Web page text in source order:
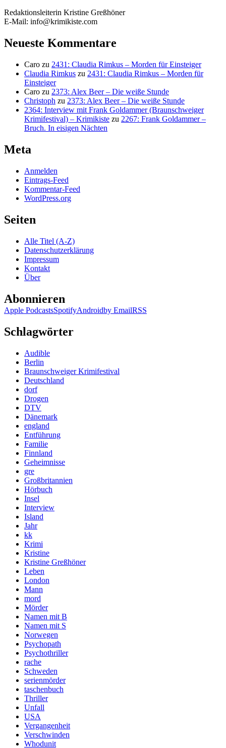
Redaktionsleiterin Kristine Greßhöner
E-Mail: info@krimikiste.com
Neueste Kommentare
Caro zu 2431: Claudia Rimkus – Morden für Einsteiger
Claudia Rimkus zu 2431: Claudia Rimkus – Morden für
Einsteiger
Caro zu 2373: Alex Beer – Die weiße Stunde
Christoph zu 2373: Alex Beer – Die weiße Stunde
2364: Interview mit Frank Goldammer (Braunschweiger
Krimifestival) – Krimikiste zu 2267: Frank Goldammer –
Bruch. In eisigen Nächten
Meta
Anmelden
Eintrags-Feed
Kommentar-Feed
WordPress.org
Seiten
Alle Titel (A-Z)
Datenschutzerklärung
Impressum
Kontakt
Über
Abonnieren
Apple PodcastsSpotifyAndroidby EmailRSS
Schlagwörter
Audible
Berlin
Braunschweiger Krimifestival
Deutschland
dorf
Drogen
DTV
Dänemark
england
Entführung
Familie
Finnland
Geheimnisse
gre
Großbritannien
Hörbuch
Insel
Interview
Island
Jahr
kk
Krimi
Kristine
Kristine Greßhöner
Leben
London
Mann
mord
Mörder
Namen mit B
Namen mit S
Norwegen
Psychopath
Psychothriller
rache
Schweden
serienmörder
taschenbuch
Thriller
Unfall
USA
Vergangenheit
Verschwinden
Whodunit